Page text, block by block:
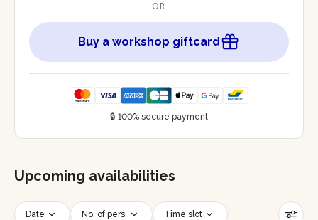
OR
Buy a workshop giftcard
🔒 100% secure payment
Upcoming availabilities
Date No. of pers. Time slot